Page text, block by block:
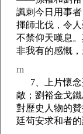
諷刺今日用事
揮師北伐，令
不禁仰天嘆息
非我有的感慨，
rn
7、上片懷念
敵；劉裕金戈
對歷史人物的
廷茍安求和者的